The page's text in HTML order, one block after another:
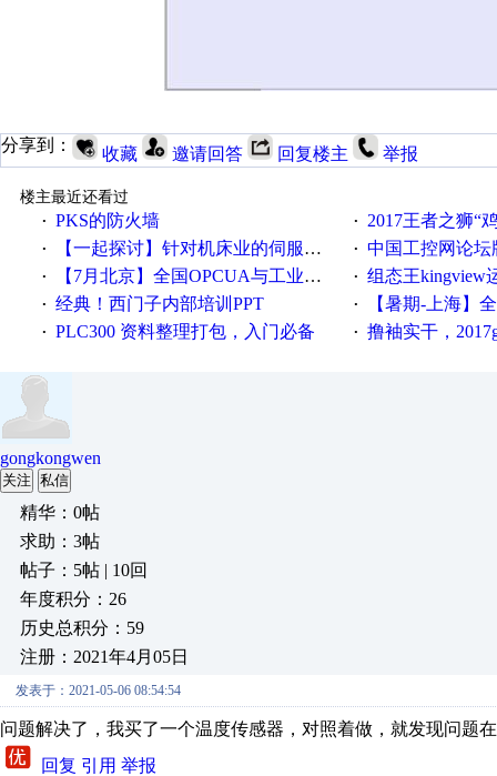
分享到： 收藏 邀请回答 回复楼主 举报
楼主最近还看过
· PKS的防火墙 · 2017王者之狮“鸡”情签到
· 【一起探讨】针对机床业的伺服系统发展，您的期望是什么？ · 中国工控网论坛版
· 【7月北京】全国OPCUA与工业互联技术培训班通知！ · 组态王kingview
· 经典！西门子内部培训PPT · 【暑期-上海】全国工业
· PLC300 资料整理打包，入门必备 · 撸袖实干，2017gongkong®第
gongkongwen
关注 私信
精华：0帖
求助：3帖
帖子：5帖 | 10回
年度积分：26
历史总积分：59
注册：2021年4月05日
发表于：2021-05-06 08:54:54
问题解决了，我买了一个温度传感器，对照着做，就发现问题
回复 引用 举报